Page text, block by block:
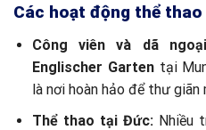
Các hoạt động thể
Công viên và dã
Englischer Gartentại
là nơi hoàn hảo để thư giãn
Thể thao tại Đức: Nhiều